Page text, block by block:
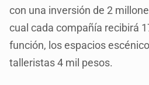
con una inversión de 2
cual cada compañía recibirá
función, los espacios
talleristas 4 mil pesos.